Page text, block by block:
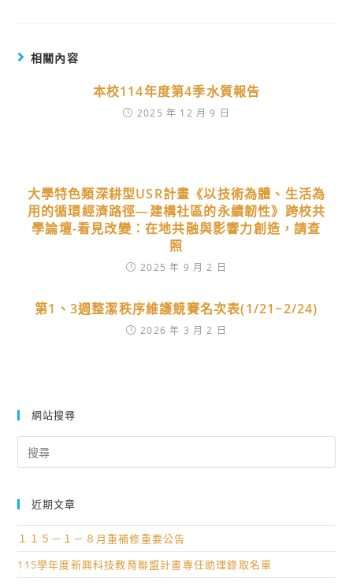
相關內容
本校114年度第4季水質報告
2025 年 12 月 9 日
大學特色類深耕型USR計畫《以技術為體、生活為
用的循環經濟路徑—建構社區的永續韌性》跨校共
學論壇-看見改變：在地共融與影響力創造，請查
照
2025 年 9 月 2 日
第1、3週整潔秩序維護競賽名次表(1/21~2/24)
2026 年 3 月 2 日
網站搜尋
for:
近期文章
１１５－１－８月重補修重要公告
115學年度新興科技教育聯盟計畫專任助理錄取名單